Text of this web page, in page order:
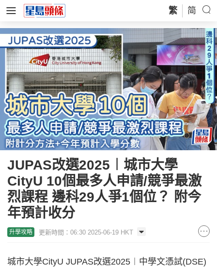
繁 简
JUPAS改選2025︱城市大學
CityU 10個最多人申請/競爭最激
烈課程 邊科29人爭1個位？ 附今
年預計收分
升學攻略 更新時間：06:30 2025-06-19 HKT
城市大學CityU JUPAS改選2025︱中學文憑試(DSE)